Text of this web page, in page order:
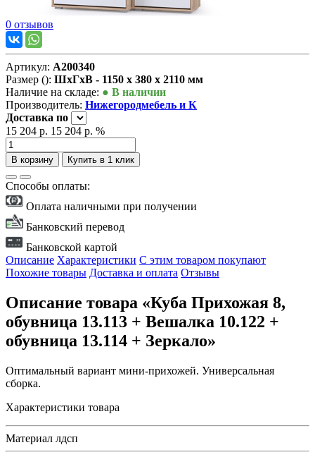
0 отзывов
Артикул: А200340
Размер (): ШxГxВ - 1150 x 380 x 2110 мм
Наличие на складе: ● В наличии
Производитель: Нижегородмебель и К
Доставка по
15 204 р. 15 204 р. %
В корзину Купить в 1 клик
Способы оплаты:
Оплата наличными при получении
Банковский перевод
Банковской картой
Описание Характеристики С этим товаром покупают
Похожие товары Доставка и оплата Отзывы
Описание товара «Куба Прихожая 8,
обувница 13.113 + Вешалка 10.122 +
обувница 13.114 + Зеркало»
Оптимальный вариант мини-прихожей. Универсальная
сборка.
Характеристики товара
Материал лдсп